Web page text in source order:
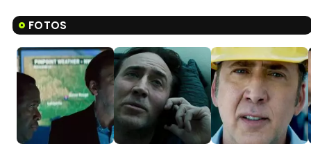
FOTOS